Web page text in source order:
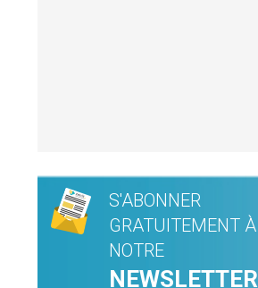
S'ABONNER
GRATUITEMENT À
NOTRE
NEWSLETTER